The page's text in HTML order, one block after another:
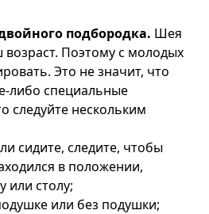
подбородка. Шея
Поэтому с молодых
Это не значит, что
либо специальные
следуйте нескольким
сидите, следите, чтобы
в положении,
или столу;
или без подушки;